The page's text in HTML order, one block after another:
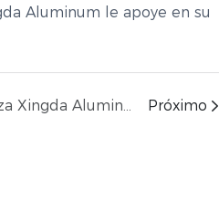
Aluminum le apoye en su
¿Cómo garantiza Xingda Aluminum una calidad constante en los pedidos repetidos? Próximo